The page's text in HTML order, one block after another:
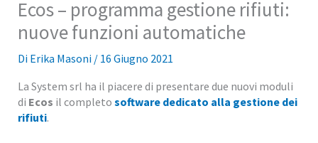
Ecos – programma gestione rifiuti:
nuove funzioni automatiche
Di Erika Masoni / 16 Giugno 2021
La System srl ha il piacere di presentare due nuovi moduli
di Ecos il completo software dedicato alla gestione dei
rifiuti.